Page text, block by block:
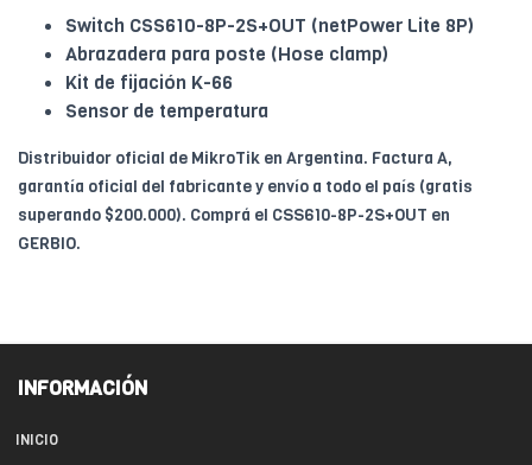
Switch CSS610-8P-2S+OUT (netPower Lite 8P)
Abrazadera para poste (Hose clamp)
Kit de fijación K-66
Sensor de temperatura
Distribuidor oficial de MikroTik en Argentina. Factura A,
garantía oficial del fabricante y envío a todo el país (gratis
superando $200.000). Comprá el CSS610-8P-2S+OUT en
GERBIO.
INFORMACIÓN
INICIO